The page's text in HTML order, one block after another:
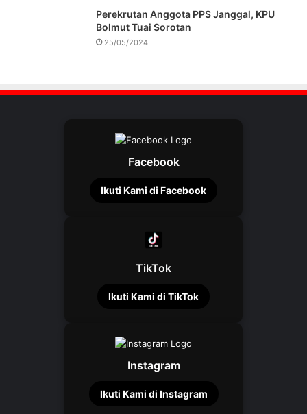
Perekrutan Anggota PPS Janggal, KPU
Bolmut Tuai Sorotan
25/05/2024
Facebook
Ikuti Kami di Facebook
TikTok
Ikuti Kami di TikTok
Instagram
Ikuti Kami di Instagram